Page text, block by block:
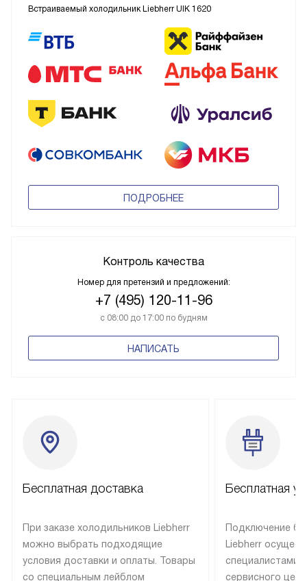
Встраиваемый холодильник Liebherr UIK 1620
ПОДРОБНЕЕ
Контроль качества
Номер для претензий и предложений:
+7 (495) 120-11-96
с 08:00 до 17:00 по будням
НАПИСАТЬ
Бесплатная доставка
При заказе холодильников Liebherr
можно выбрать подходящие
условия доставки и оплаты. Товары
со специальным лейблом
Бесплатная
Подключение
Liebherr
специалистами
сервисного